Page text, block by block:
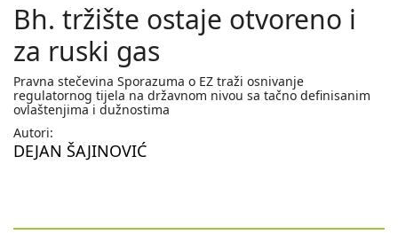
Bh. tržište ostaje otvoreno i
za ruski gas
Pravna stečevina Sporazuma o EZ traži osnivanje
regulatornog tijela na državnom nivou sa tačno definisanim
ovlaštenjima i dužnostima
Autori:
DEJAN ŠAJINOVIĆ